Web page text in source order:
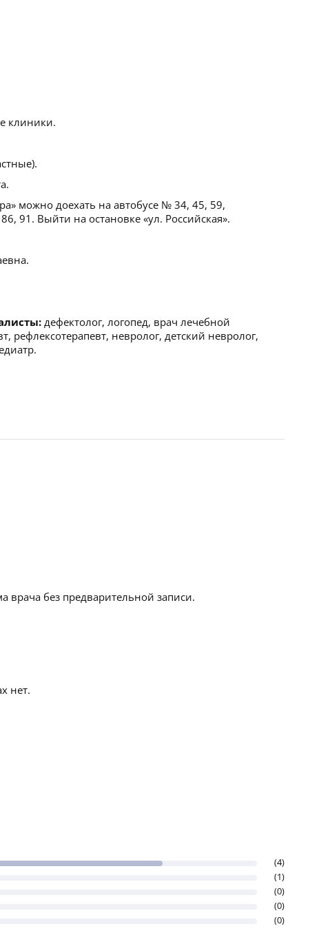
клиники.
можно доехать на автобусе № 34, 45, 59,
91. Выйти на остановке «ул. Российская».
дефектолог, логопед, врач лечебной
рефлексотерапевт, невролог, детский невролог,
без предварительной записи.
нет.
(4)
(1)
(0)
(0)
(0)